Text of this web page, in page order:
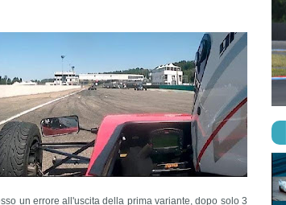
un errore all'uscita della prima variante, dopo solo 3